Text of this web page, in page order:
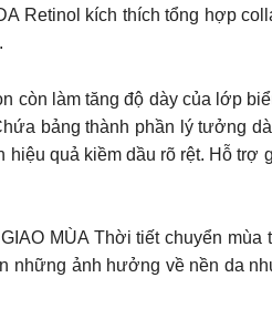
kích thích tổng hợp
làm tăng độ dày của lớp
bảng thành phần lý tưởng
quả kiềm dầu rõ rệt. Hỗ
MÙA Thời tiết chuyển
ảnh hưởng về nền da